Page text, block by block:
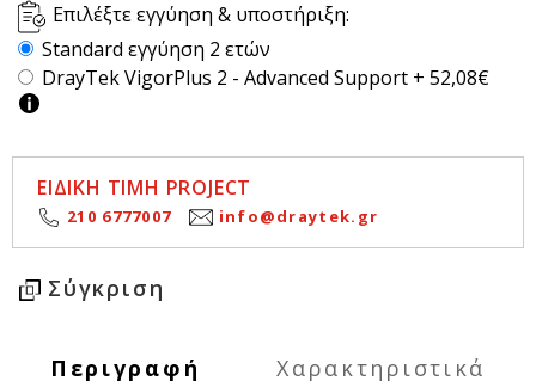
Επιλέξτε εγγύηση & υποστήριξη:
Standard εγγύηση 2 ετών
DrayTek VigorPlus 2 - Advanced Support + 52,08€
ΕΙΔΙΚΗ ΤΙΜΗ PROJECT
210 6777007 info@draytek.gr
Σύγκριση
Περιγραφή Χαρακτηριστικά